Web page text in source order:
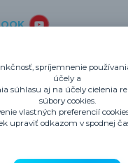
box.sk
spríjemnenie
účely a
súhlasu aj na účely cielenia
súbory cookies.
vlastných preferencií
upraviť odkazom v spodnej